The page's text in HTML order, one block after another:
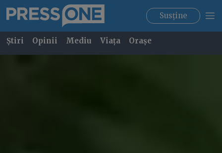
Susține
Știri Opinii Mediu Viața Orașe